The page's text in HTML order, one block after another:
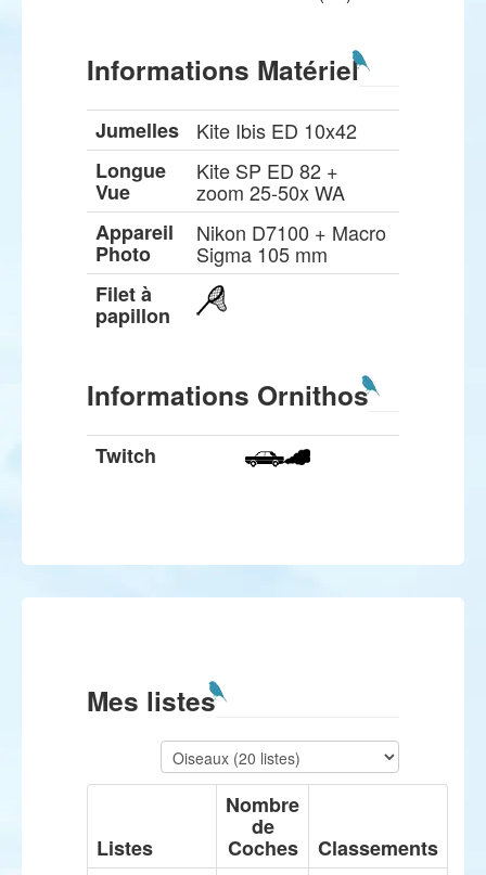
Informations Matériel
Jumelles
Kite Ibis ED 10x42
Longue
Vue
Kite SP ED 82 +
zoom 25-50x WA
Appareil
Photo
Nikon D7100 + Macro
Sigma 105 mm
Filet à
papillon
Informations Ornithos
Twitch
Mes listes
Listes
Nombre
de
Coches
Classements